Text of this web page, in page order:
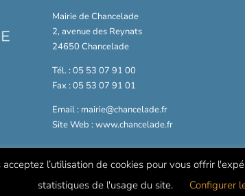
Mairie de Chancelade
2, avenue des Reynats
24650 Chancelade
Tél. : 05 53 07 91 00
Fax : 05 53 07 91 01
Email : mairie@chancelade.fr
Site Web : www.chancelade.fr
l’utilisation de cookies pour vous offrir
statistiques de l'usage du site.
Configurer